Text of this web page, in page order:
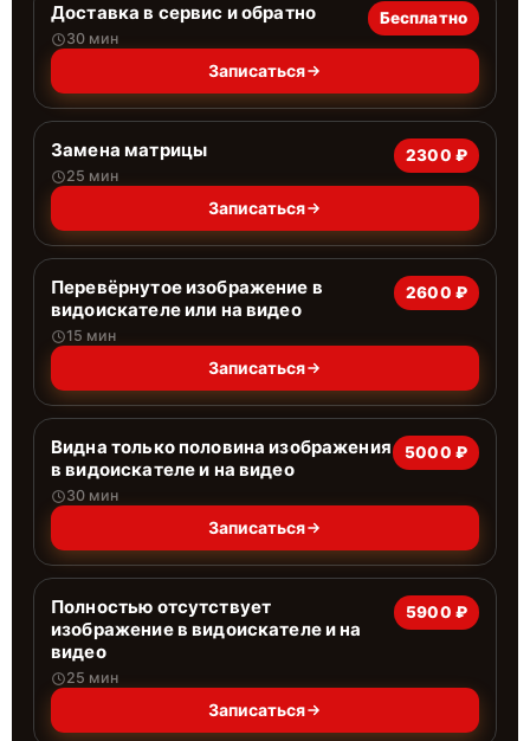
Доставка в сервис и обратно
30 мин
Бесплатно
Записаться
Замена матрицы
25 мин
2300 ₽
Записаться
Перевёрнутое изображение в
видоискателе или на видео
15 мин
2600 ₽
Записаться
Видна только половина изображения
в видоискателе и на видео
30 мин
5000 ₽
Записаться
Полностью отсутствует
изображение в видоискателе и на
видео
25 мин
5900 ₽
Записаться